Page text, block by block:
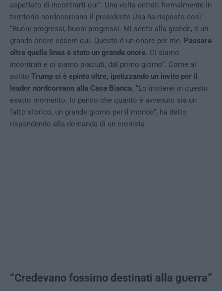
aspettato di incontrarti qui”. Una volta entrati formalmente in
territorio nordocoreano il presidente Usa ha risposto così:
“Buoni progressi, buoni progressi. Mi sento alla grande, è un
grande onore essere qui. Questo è un onore per me. Passare
oltre quella linea è stato un grande onore. Ci siamo
incontrati e ci siamo piaciuti, dal primo giorno”. Come al
solito Trump si è spinto oltre, ipotizzando un invito per il
leader nordcoreano alla Casa Bianca. “Lo inviterei in questo
esatto momento. Io penso che quanto è avvenuto sia un
fatto storico, un grande giorno per il mondo”, ha detto
rispondendo alla domanda di un cronista.
“Credevano fossimo destinati alla guerra”